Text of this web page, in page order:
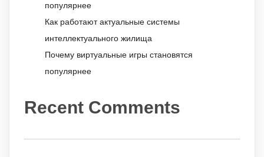
популярнее
Как работают актуальные системы
интеллектуального жилища
Почему виртуальные игры становятся
популярнее
Recent Comments